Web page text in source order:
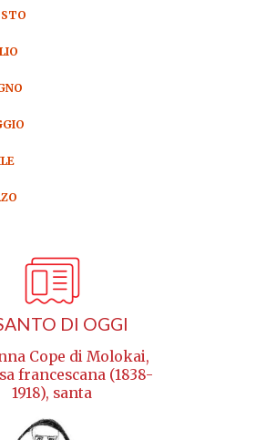
DI OGGI
Cope di Molokai,
francescana (1838-
1918), santa